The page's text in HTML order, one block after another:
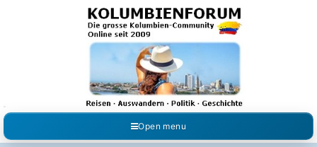
Kolumbienforum - Das
grosse Forum der
Freunde Kolumbiens
Reisen, Auswandern, Kultur, Politik, Geschichte und Visum in Kolumbien und Venezuela.
Austausch, Erfahrungen und Gemeinschaft im Kolumbienforum
Open menu